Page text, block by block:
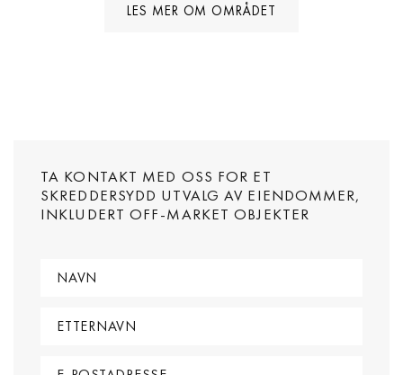
LES MER OM OMRÅDET
TA KONTAKT MED OSS FOR ET
SKREDDERSYDD UTVALG AV EIENDOMMER,
INKLUDERT OFF-MARKET OBJEKTER